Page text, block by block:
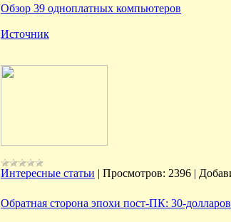
Обзор 39 одноплатных компьютеров
Источник
Интересные статьи | Просмотров: 2396 |
Обратная сторона эпохи пост-ПК: 30-